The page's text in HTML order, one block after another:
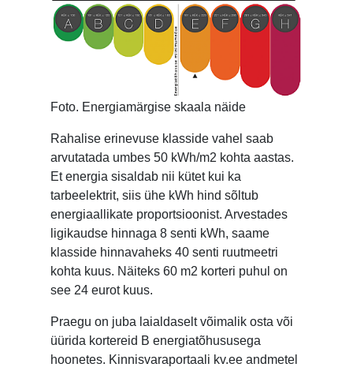
Foto. Energiamärgise skaala näide
Rahalise erinevuse klasside vahel saab
arvutatada umbes 50 kWh/m2 kohta aastas.
Et energia sisaldab nii kütet kui ka
tarbeelektrit, siis ühe kWh hind sõltub
energiaallikate proportsioonist. Arvestades
ligikaudse hinnaga 8 senti kWh, saame
klasside hinnavaheks 40 senti ruutmeetri
kohta kuus. Näiteks 60 m2 korteri puhul on
see 24 eurot kuus.
Praegu on juba laialdaselt võimalik osta või
üürida kortereid B energiatõhususega
hoonetes. Kinnisvaraportaali kv.ee andmetel